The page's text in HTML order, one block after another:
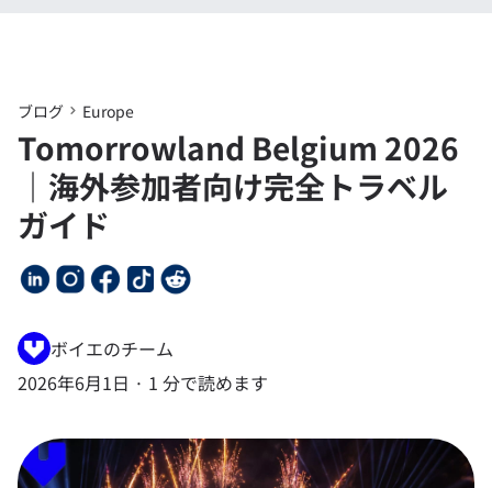
ブログ Europe
Tomorrowland Belgium 2026
｜海外参加者向け完全トラベル
ガイド
ボイエのチーム
2026年6月1日 · 1 分で読めます